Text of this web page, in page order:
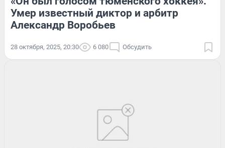
Умер известный диктор и арбитр
Александр Воробьев
28 октября, 2025, 20:30 6 080 Обсудить